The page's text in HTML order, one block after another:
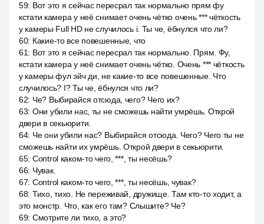
59: Вот это я сейчас пересрал так нормально прям фу
кстати камера у неё снимает очень чётко очень *** чёткость
у камеры Full HD не случилось i. Ты че, ёбнулся что ли?
60: Какие-то все повешенные, что
61: Вот это я сейчас пересрал так нормально. Прям. Фу,
кстати камера у неё снимает очень чётко. Очень *** чёткость
у камеры фул эйч ди, не какие-то все повешенные. Что
случилось? I? Ты че, ёбнулся что ли?
62: Че? Выбирайся отсюда, чего? Чего их?
63: Они убили нас, ты не сможешь найти умрёшь. Открой
двери в секьюрити.
64: Че они убили нас? Выбирайся отсюда. Чего? Чего ты не
сможешь найти их умрёшь. Открой двери в секьюрити.
65: Control каком-то чего, ***, ты несёшь?
66: Чувак.
67: Control каком-то чего, ***, ты несёшь, чувак?
68: Тихо, тихо. Не переживай, дружище. Там кто-то ходит, а
это монстр. Что, как его там? Слышите? Че?
69: Смотрите ли тихо, а это?